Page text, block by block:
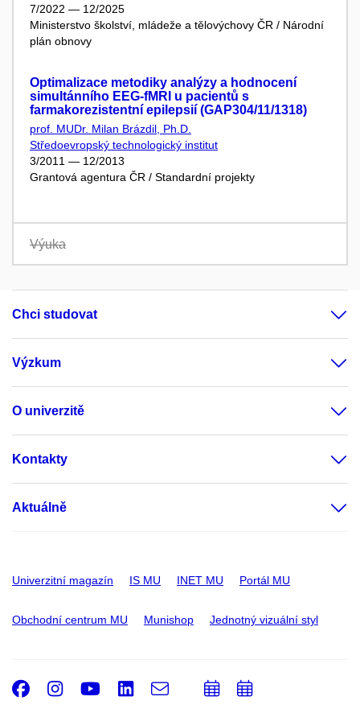
7/2022 — 12/2025
Ministerstvo školství, mládeže a tělovýchovy ČR / Národní
plán obnovy
Optimalizace metodiky analýzy a hodnocení
simultánního EEG-fMRI u pacientů s
farmakorezistentní epilepsií (GAP304/11/1318)
prof. MUDr. Milan Brázdil, Ph.D.
Středoevropský technologický institut
3/2011 — 12/2013
Grantová agentura ČR / Standardní projekty
Výuka
Chci studovat
Výzkum
O univerzitě
Kontakty
Aktuálně
Univerzitní magazín IS MU INET MU Portál MU
Obchodní centrum MU Munishop Jednotný vizuální styl
Facebook
Instagram
Youtube
LinkedIn
e-
PřidatPřidat